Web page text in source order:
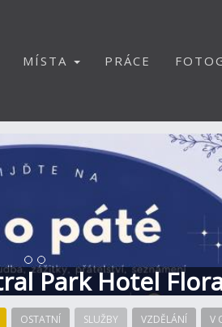
MÍSTA PRÁCE
Park Hotel
OSTATNÍ SLUŽBY VZDĚLÁNÍ V